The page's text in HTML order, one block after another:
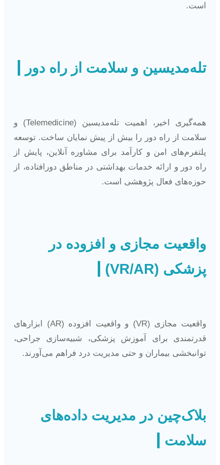
است.
تله‌مدیسین و سلامت از راه دور
همه‌گیری اخیر، اهمیت تله‌مدیسین (Telemedicine) و
سلامت از راه دور را بیش از پیش نمایان ساخت. توسعه
پلتفرم‌های امن و کارآمد برای مشاوره آنلاین، پایش از
راه دور و ارائه خدمات بهداشتی در مناطق دورافتاده، از
حوزه‌های فعال پژوهشی است.
واقعیت مجازی و افزوده در
پزشکی (VR/AR)
واقعیت مجازی (VR) و واقعیت افزوده (AR) ابزارهای
قدرتمندی برای آموزش پزشکی، شبیه‌سازی جراحی،
توانبخشی بیماران و حتی مدیریت درد فراهم می‌آورند.
بلاک‌چین در مدیریت داده‌های
سلامت